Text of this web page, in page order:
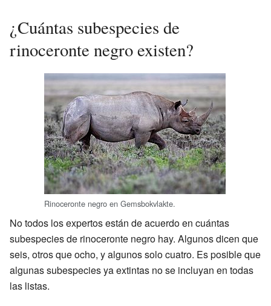
¿Cuántas subespecies de
rinoceronte negro existen?
Rinoceronte negro en Gemsbokvlakte.
No todos los expertos están de acuerdo en cuántas
subespecies de rinoceronte negro hay. Algunos dicen que
seis, otros que ocho, y algunos solo cuatro. Es posible que
algunas subespecies ya extintas no se incluyan en todas
las listas.